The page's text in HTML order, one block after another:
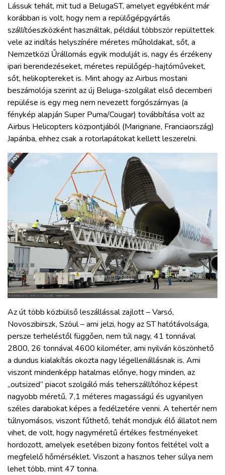
Lássuk tehát, mit tud a BelugaST, amelyet egyébként már
korábban is volt, hogy nem a repülőgépgyártás
szállítóeszközként használtak, például többször repültettek
vele az indítás helyszínére méretes műholdakat, sőt, a
Nemzetközi Űrállomás egyik modulját is, nagy és érzékeny
ipari berendezéseket, méretes repülőgép-hajtóműveket,
sőt, helikoptereket is. Mint ahogy az Airbus mostani
beszámolója szerint az új Beluga-szolgálat első decemberi
repülése is egy meg nem nevezett forgószárnyas (a
fénykép alapján Super Puma/Cougar) továbbítása volt az
Airbus Helicopters központjából (Marignane, Franciaország)
Japánba, ehhez csak a rotorlapátokat kellett leszerelni.
Az út több közbülső leszállással zajlott – Varsó,
Novoszibirszk, Szöul – ami jelzi, hogy az ST hatótávolsága,
persze terheléstől függően, nem túl nagy, 41 tonnával
2800, 26 tonnával 4600 kilométer, ami nyilván köszönhető
a dundus kialakítás okozta nagy légellenállásnak is. Ami
viszont mindenképp hatalmas előnye, hogy minden, az
„outsized” piacot szolgáló más teherszállítóhoz képest
nagyobb méretű, 7,1 méteres magasságú és ugyanilyen
széles darabokat képes a fedélzetére venni. A tehertér nem
túlnyomásos, viszont fűthető, tehát mondjuk élő állatot nem
vihet, de volt, hogy nagyméretű értékes festményeket
hordozott, amelyek esetében bizony fontos feltétel volt a
megfelelő hőmérséklet. Viszont a hasznos teher súlya nem
lehet több, mint 47 tonna.